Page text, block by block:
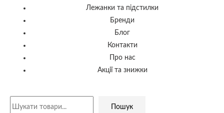
Лежанки та підстилки
Бренди
Блог
Контакти
Про нас
Акції та знижки
Пошук